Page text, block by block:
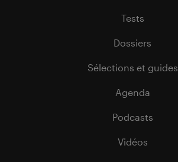
Tests
Dossiers
Sélections et guides
Agenda
Podcasts
Vidéos